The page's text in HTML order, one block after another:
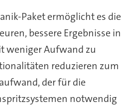
Paket ermöglicht es die
bessere Ergebnisse in
weniger Aufwand zu
reduzieren zum
der für die
notwendig